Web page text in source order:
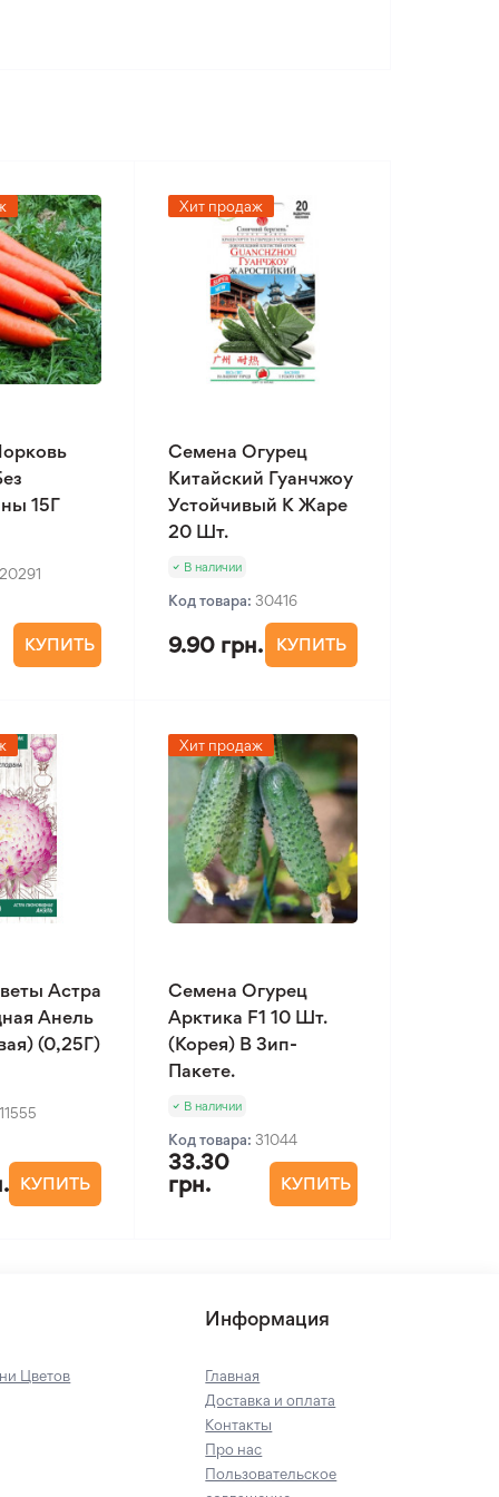
15Г
20291
КУПИТЬ
Хит продаж
Семена Огурец
Китайский Гуанчжоу
Устойчивый К Жаре
20 Шт.
В наличии
Код товара: 30416
9.90 грн. КУПИТЬ
Астра
Анель
(0,25Г)
11555
КУПИТЬ
Хит продаж
Семена Огурец
Арктика F1 10 Шт.
(Корея) В Зип-
Пакете.
В наличии
Код товара: 31044
33.30
грн.
КУПИТЬ
Цветов
Информация
Главная
Доставка и оплата
Контакты
Про нас
Пользовательское